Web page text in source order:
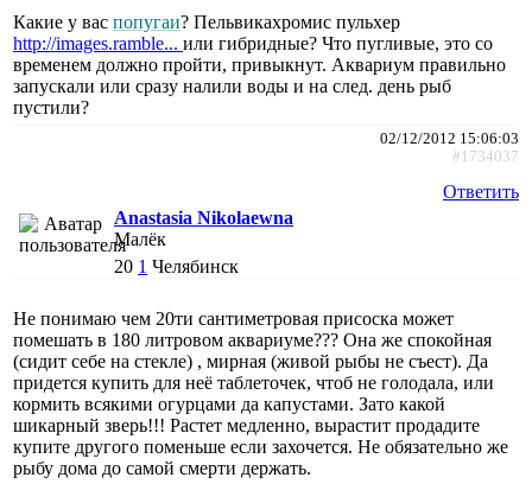
Какие у вас попугаи? Пельвикахромис пульхер
http://images.ramble... или гибридные? Что пугливые, это со
временем должно пройти, привыкнут. Аквариум правильно
запускали или сразу налили воды и на след. день рыб
пустили?
02/12/2012 15:06:03
#1734037
Ответить
Anastasia Nikolaewna
Малёк
20 1 Челябинск
Не понимаю чем 20ти сантиметровая присоска может
помешать в 180 литровом аквариуме??? Она же спокойная
(сидит себе на стекле) , мирная (живой рыбы не съест). Да
придется купить для неё таблеточек, чтоб не голодала, или
кормить всякими огурцами да капустами. Зато какой
шикарный зверь!!! Растет медленно, вырастит продадите
купите другого поменьше если захочется. Не обязательно же
рыбу дома до самой смерти держать.